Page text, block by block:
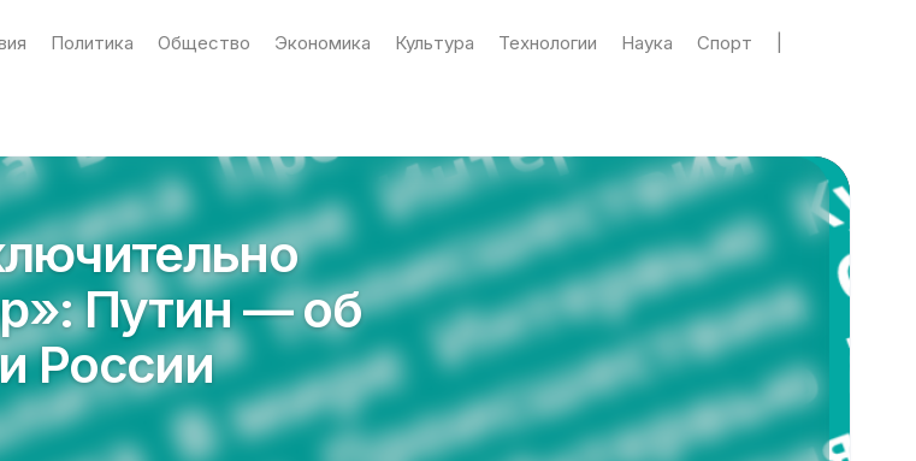
Политика Общество Экономика Культура Технологии Наука Спорт
Путин — об
России